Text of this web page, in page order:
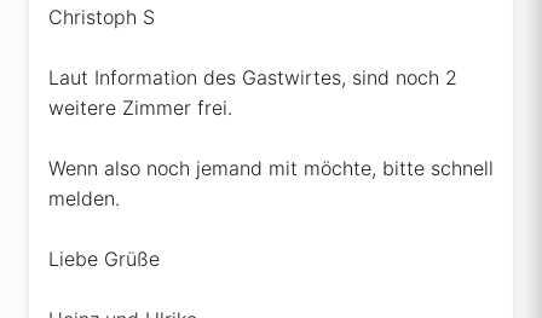
Christoph S
Laut Information des Gastwirtes, sind noch 2
weitere Zimmer frei.
Wenn also noch jemand mit möchte, bitte schnell
melden.
Liebe Grüße